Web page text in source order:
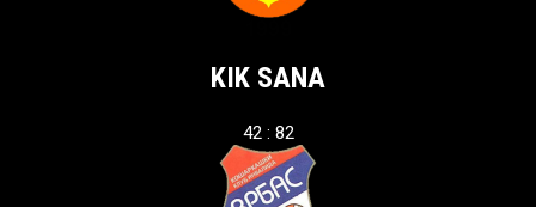
KIK SANA
42 : 82